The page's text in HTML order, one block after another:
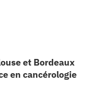
et Bordeaux
en cancérologie